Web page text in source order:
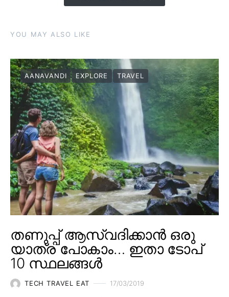
YOU MAY ALSO LIKE
AANAVANDI EXPLORE TRAVEL
തണുപ്പ് ആസ്വദിക്കാൻ ഒരു
യാത്ര പോകാം… ഇതാ ടോപ്
10 സ്ഥലങ്ങൾ
TECH TRAVEL EAT 17/03/2019